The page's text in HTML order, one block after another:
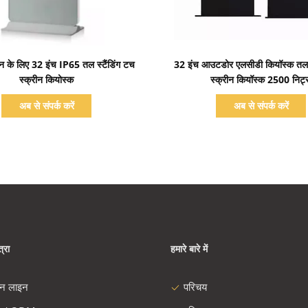
के लिए 32 इंच IP65 तल स्टैंडिंग टच
स्क्रीन कियोस्क
अब से संपर्क करें
32 इंच आउटडोर एलसीडी कियॉस्क
स्क्रीन कियॉस्क 2500
अब से संपर्क करें
लाइन
हमारे बारे में
परिचय